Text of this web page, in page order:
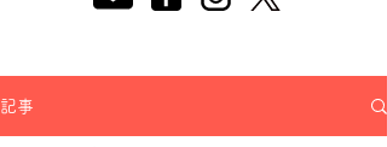
記事